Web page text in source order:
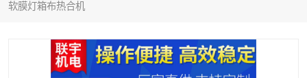
软膜灯箱布热合机
高频压花压标机 自动超声波打片成型机